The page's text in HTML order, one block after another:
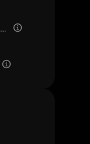
Avaliação totalmente diluída